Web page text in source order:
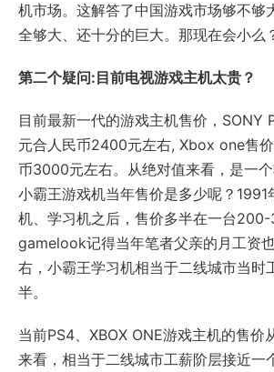
机市场。这解答了中国游戏市场够不够
全够大、还十分的巨大。那现在会小么
第二个疑问:目前电视游戏主机太贵？
目前最新一代的游戏主机售价，SONY
元合人民币2400元左右, Xbox one售
币3000元左右。从绝对值来看，是一
小霸王游戏机当年售价是多少呢？1991
机、学习机之后，售价多半在一台
gamelook记得当年笔者父亲的月工资
右，小霸王学习机相当于二线城市当时
半。
当前PS4、XBOX ONE游戏主机的售价
来看，相当于二线城市工薪阶层接近一